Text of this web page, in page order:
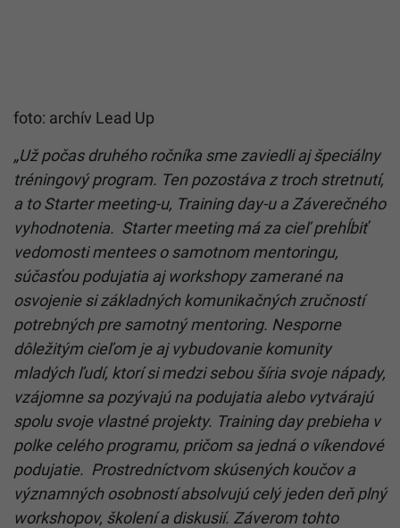
foto: archív Lead Up
„Už počas druhého ročníka sme zaviedli aj špeciálny
tréningový program. Ten pozostáva z troch stretnutí,
a to Starter meeting-u, Training day-u a Záverečného
vyhodnotenia. Starter meeting má za cieľ prehĺbiť
vedomosti mentees o samotnom mentoringu,
súčasťou podujatia aj workshopy zamerané na
osvojenie si základných komunikačných zručností
potrebných pre samotný mentoring. Nesporne
dôležitým cieľom je aj vybudovanie komunity
mladých ľudí, ktorí si medzi sebou šíria svoje nápady,
vzájomne sa pozývajú na podujatia alebo vytvárajú
spolu svoje vlastné projekty. Training day prebieha v
polke celého programu, pričom sa jedná o víkendové
podujatie. Prostredníctvom skúsených koučov a
významných osobností absolvujú celý jeden deň plný
workshopov, školení a diskusií. Záverom tohto